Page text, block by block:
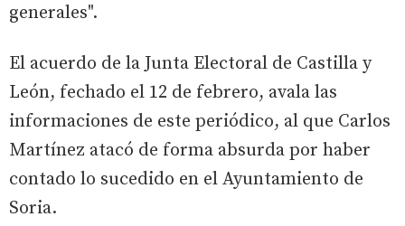
generales".
El acuerdo de la Junta Electoral de Castilla y
León, fechado el 12 de febrero, avala las
informaciones de este periódico, al que Carlos
Martínez atacó de forma absurda por haber
contado lo sucedido en el Ayuntamiento de
Soria.